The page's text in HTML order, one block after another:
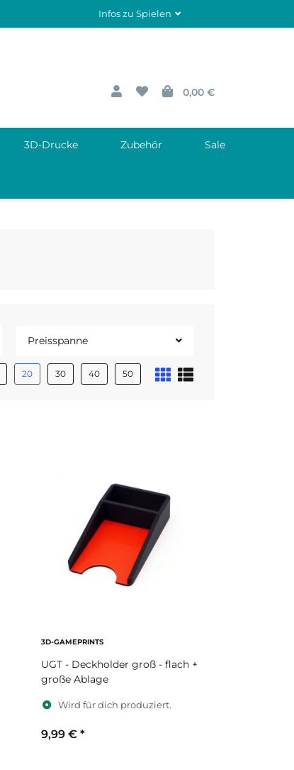
Infos zu Spielen
0,00 €
3D-Drucke Zubehör Sale
Preisspanne
20 30 40 50
3D-GAMEPRINTS
UGT - Deckholder groß - flach +
große Ablage
Wird für dich produziert.
9,99 € *